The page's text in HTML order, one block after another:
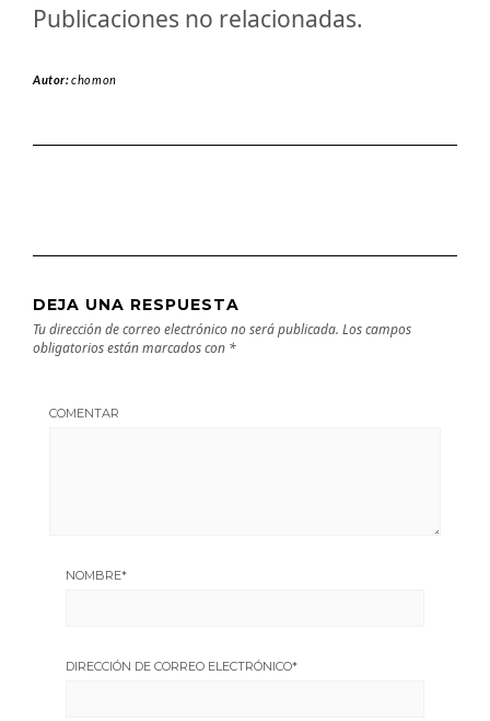
Publicaciones no relacionadas.
Autor:chomon
DEJA UNA RESPUESTA
Tu dirección de correo electrónico no será publicada. Los campos
obligatorios están marcados con *
COMENTAR
NOMBRE*
DIRECCIÓN DE CORREO ELECTRÓNICO*